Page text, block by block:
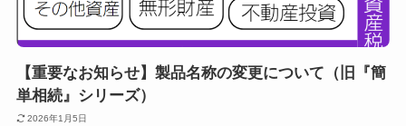
【重要なお知らせ】製品名称の変更について（旧『簡
単相続』シリーズ）
2026年1月5日